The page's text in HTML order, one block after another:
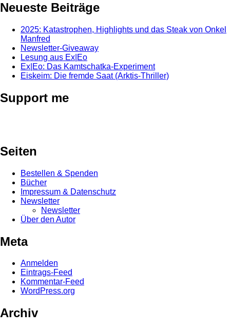
Neueste Beiträge
2025: Katastrophen, Highlights und das Steak von Onkel
Manfred
Newsletter-Giveaway
Lesung aus Ex|Eo
Ex|Eo: Das Kamtschatka-Experiment
Eiskeim: Die fremde Saat (Arktis-Thriller)
Support me
Seiten
Bestellen & Spenden
Bücher
Impressum & Datenschutz
Newsletter
Newsletter
Über den Autor
Meta
Anmelden
Eintrags-Feed
Kommentar-Feed
WordPress.org
Archiv